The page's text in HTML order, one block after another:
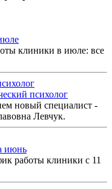
клиники в июле: все
психолог
новый специалист -
Левчук.
июнь
работы клиники с 11